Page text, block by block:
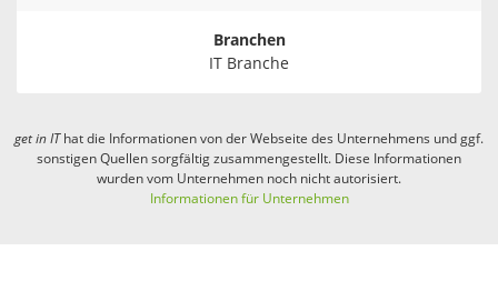
Branchen
IT Branche
get in IThat die Informationen von der Webseite des Unternehmens und ggf.
sonstigen Quellen sorgfältig zusammengestellt. Diese Informationen
wurden vom Unternehmen noch nicht autorisiert.
Informationen für Unternehmen